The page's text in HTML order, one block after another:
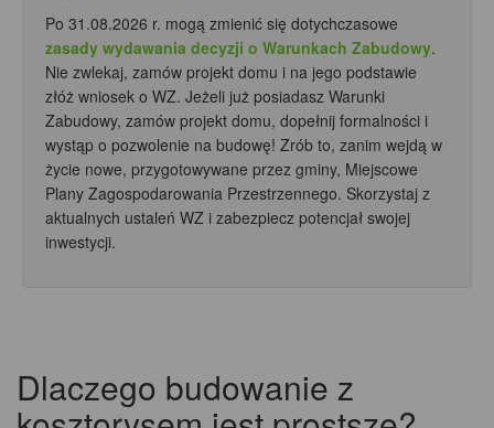
Po 31.08.2026 r. mogą zmienić się dotychczasowe
zasady wydawania decyzji o Warunkach Zabudowy.
Nie zwlekaj, zamów projekt domu i na jego podstawie
złóż wniosek o WZ. Jeżeli już posiadasz Warunki
Zabudowy, zamów projekt domu, dopełnij formalności i
wystąp o pozwolenie na budowę! Zrób to, zanim wejdą w
życie nowe, przygotowywane przez gminy, Miejscowe
Plany Zagospodarowania Przestrzennego. Skorzystaj z
aktualnych ustaleń WZ i zabezpiecz potencjał swojej
inwestycji.
Dlaczego budowanie z